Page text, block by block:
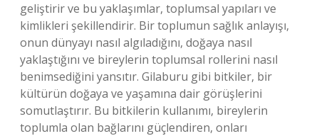
geliştirir ve bu yaklaşımlar, toplumsal yapıları ve
kimlikleri şekillendirir. Bir toplumun sağlık anlayışı,
onun dünyayı nasıl algıladığını, doğaya nasıl
yaklaştığını ve bireylerin toplumsal rollerini nasıl
benimsediğini yansıtır. Gilaburu gibi bitkiler, bir
kültürün doğaya ve yaşamına dair görüşlerini
somutlaştırır. Bu bitkilerin kullanımı, bireylerin
toplumla olan bağlarını güçlendiren, onları